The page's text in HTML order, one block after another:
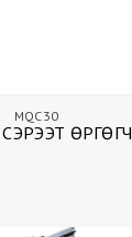
MQC30
СЭРЭЭТ ӨРГӨГЧ